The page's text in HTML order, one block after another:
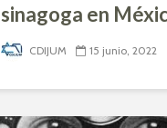
sinagoga en
CDIJUM 15 junio, 2022